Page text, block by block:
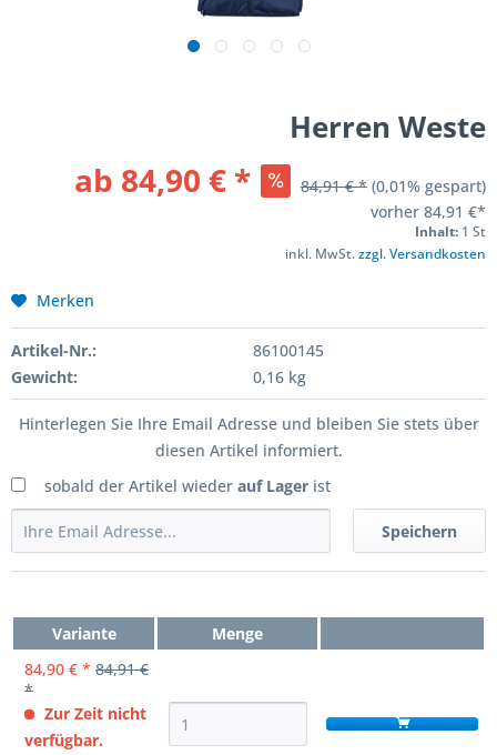
Herren Weste
ab 84,90 € * 84,91 € * (0,01% gespart)
vorher 84,91 €*
Inhalt: 1 St
inkl. MwSt.zzgl. Versandkosten
Merken
Artikel-Nr.:
86100145
Gewicht:
0,16 kg
Hinterlegen Sie Ihre Email Adresse und bleiben Sie stets über
diesen Artikel informiert.
sobald der Artikel wieder auf Lager ist
Speichern
Variante
Menge
84,90 € * 84,91 €
*
Zur Zeit nicht
verfügbar.